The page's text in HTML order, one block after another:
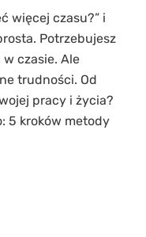
więcej czasu?” i
Potrzebujesz
czasie. Ale
trudności. Od
pracy i życia?
5 kroków metody